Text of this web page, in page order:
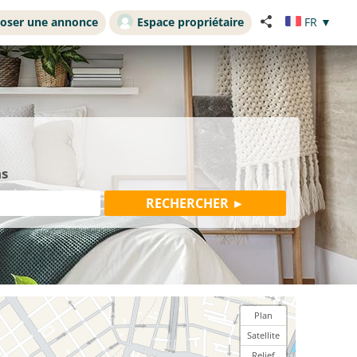
une annonce Espace propriétaire FR ▼
Plan
Satellite